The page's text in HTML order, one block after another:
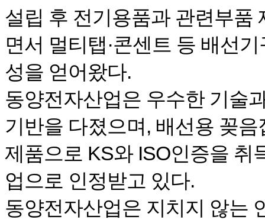
설립 후 전기용품과 관련부품
면서 멀티탭·콘센트 등 배선
성을 얻어왔다.
동양전자산업은 우수한 기술
기반을 다졌으며, 배선용 꽂
제품으로 KS와 ISO인증을 취
업으로 인정받고 있다.
동양전자산업은 지치지 않는